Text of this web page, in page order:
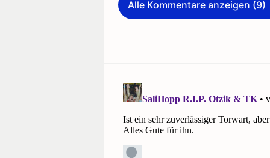
Alle Kommentare anzeigen (9)